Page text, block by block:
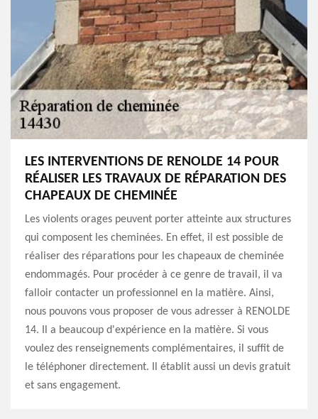
LES INTERVENTIONS DE RENOLDE 14 POUR
RÉALISER LES TRAVAUX DE RÉPARATION DES
CHAPEAUX DE CHEMINÉE
Les violents orages peuvent porter atteinte aux structures
qui composent les cheminées. En effet, il est possible de
réaliser des réparations pour les chapeaux de cheminée
endommagés. Pour procéder à ce genre de travail, il va
falloir contacter un professionnel en la matière. Ainsi,
nous pouvons vous proposer de vous adresser à RENOLDE
14. Il a beaucoup d'expérience en la matière. Si vous
voulez des renseignements complémentaires, il suffit de
le téléphoner directement. Il établit aussi un devis gratuit
et sans engagement.